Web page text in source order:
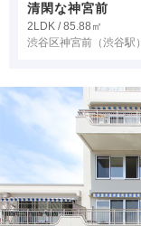
清閑な神宮前
2LDK / 85.88㎡
渋谷区神宮前 （渋谷駅）